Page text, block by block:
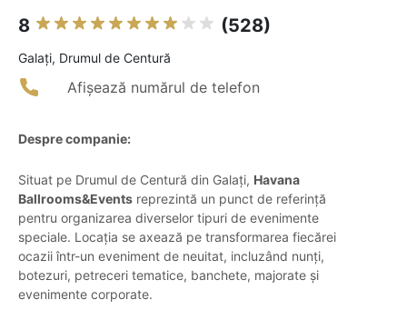
8 (528)
Galaţi, Drumul de Centură
Afișează numărul de telefon
Despre companie:
Situat pe Drumul de Centură din Galați, Havana
Ballrooms&Events reprezintă un punct de referință
pentru organizarea diverselor tipuri de evenimente
speciale. Locația se axează pe transformarea fiecărei
ocazii într-un eveniment de neuitat, incluzând nunți,
botezuri, petreceri tematice, banchete, majorate și
evenimente corporate.